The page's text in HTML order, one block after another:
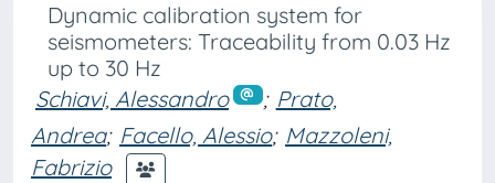
Dynamic calibration system for
seismometers: Traceability from 0.03 Hz
up to 30 Hz
Schiavi, Alessandro
; Prato,
Andrea; Facello, Alessio; Mazzoleni,
Fabrizio